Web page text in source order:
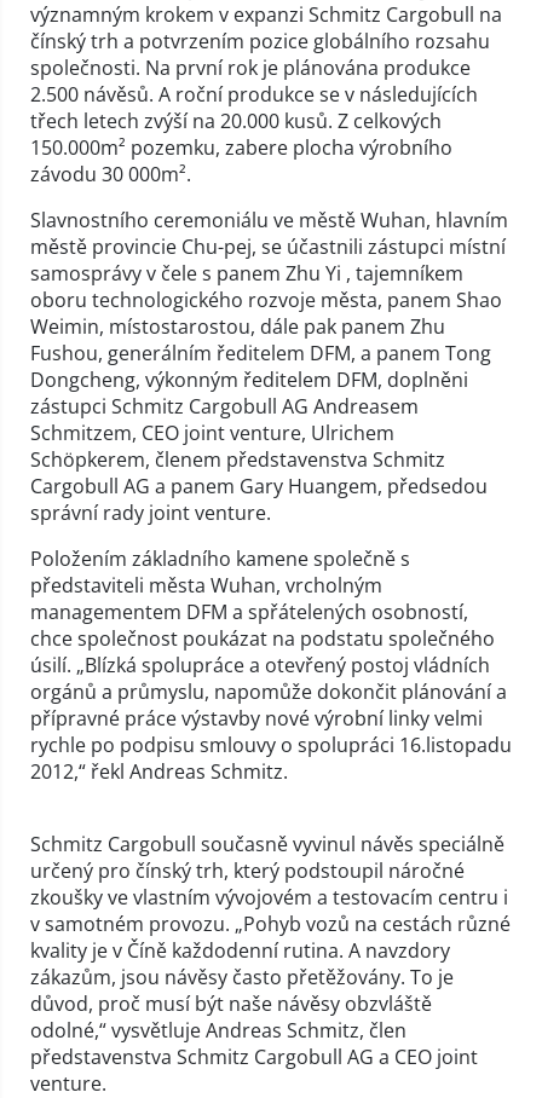
významným krokem v expanzi Schmitz Cargobull na
čínský trh a potvrzením pozice globálního rozsahu
společnosti. Na první rok je plánována produkce
2.500 návěsů. A roční produkce se v následujících
třech letech zvýší na 20.000 kusů. Z celkových
150.000m² pozemku, zabere plocha výrobního
závodu 30 000m².
Slavnostního ceremoniálu ve městě Wuhan, hlavním
městě provincie Chu-pej, se účastnili zástupci místní
samosprávy v čele s panem Zhu Yi , tajemníkem
oboru technologického rozvoje města, panem Shao
Weimin, místostarostou, dále pak panem Zhu
Fushou, generálním ředitelem DFM, a panem Tong
Dongcheng, výkonným ředitelem DFM, doplněni
zástupci Schmitz Cargobull AG Andreasem
Schmitzem, CEO joint venture, Ulrichem
Schöpkerem, členem představenstva Schmitz
Cargobull AG a panem Gary Huangem, předsedou
správní rady joint venture.
Položením základního kamene společně s
představiteli města Wuhan, vrcholným
managementem DFM a spřátelených osobností,
chce společnost poukázat na podstatu společného
úsilí. „Blízká spolupráce a otevřený postoj vládních
orgánů a průmyslu, napomůže dokončit plánování a
přípravné práce výstavby nové výrobní linky velmi
rychle po podpisu smlouvy o spolupráci 16.listopadu
2012,“ řekl Andreas Schmitz.
Schmitz Cargobull současně vyvinul návěs speciálně
určený pro čínský trh, který podstoupil náročné
zkoušky ve vlastním vývojovém a testovacím centru i
v samotném provozu. „Pohyb vozů na cestách různé
kvality je v Číně každodenní rutina. A navzdory
zákazům, jsou návěsy často přetěžovány. To je
důvod, proč musí být naše návěsy obzvláště
odolné,“ vysvětluje Andreas Schmitz, člen
představenstva Schmitz Cargobull AG a CEO joint
venture.